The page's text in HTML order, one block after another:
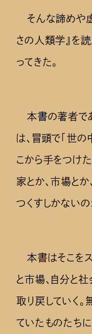
そんな諦めや
さの人類学』を
ってきた。
本書の著者で
は、冒頭で「世の
こから手をつけ
家とか、市場と
つくすしかないの
本書はそこをス
と市場、自分と
取り戻していく。
ていたものたち